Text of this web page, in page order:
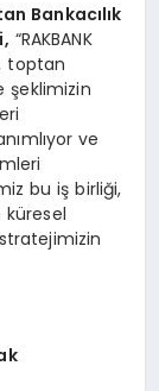
Bankacılık
“RAKBANK
toptan
şeklimizin
ve
bu iş birliği,